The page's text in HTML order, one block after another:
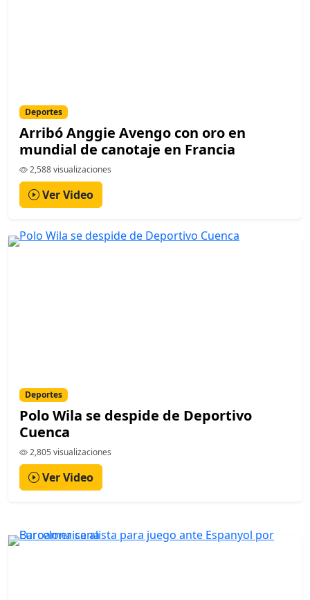
Deportes
Arribó Anggie Avengo con oro en
mundial de canotaje en Francia
2,588 visualizaciones
Ver Video
Deportes
Polo Wila se despide de Deportivo
Cuenca
2,805 visualizaciones
Ver Video